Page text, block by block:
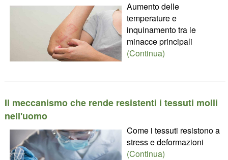
Aumento delle
temperature e
inquinamento tra le
minacce principali
(Continua)
Il meccanismo che rende resistenti i tessuti molli
nell'uomo
Come i tessuti resistono a
stress e deformazioni
(Continua)